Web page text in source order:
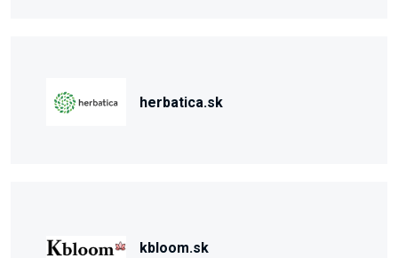
herbatica.sk
kbloom.sk